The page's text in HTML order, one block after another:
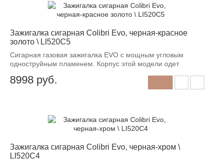
Зажигалка сигарная Colibri Evo, черная-красное
золото \ LI520C5
Сигарная газовая зажигалка EVO с мощным угловым
одноструйным пламенем. Корпус этой модели одет
8998 руб.
Зажигалка сигарная Colibri Evo, черная-хром \
LI520C4